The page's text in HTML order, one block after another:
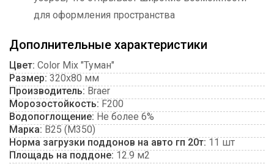
для оформления пространства
Дополнительные характеристики
Цвет: Color Mix "Туман"
Размер: 320х80 мм
Производитель: Braer
Морозостойкость: F200
Водопоглощение: Не более 6%
Марка: В25 (М350)
Норма загрузки поддонов на авто гп 20т: 11 шт
Площадь на поддоне: 12.9 м2